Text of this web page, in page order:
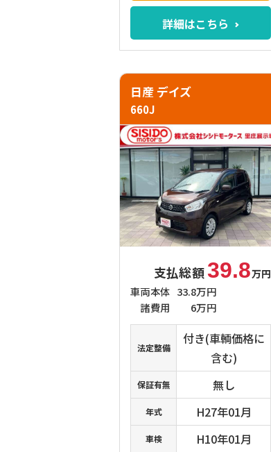
詳細はこちら
日産 デイズ
660J
支払総額39.8万円
車両本体 33.8万円
諸費用
6万円
法定整備
付き(車輌価格に
含む)
保証有無 無し
年式 H27年01月
車検 H10年01月